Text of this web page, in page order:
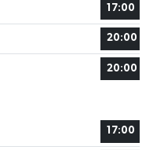
17:00
20:00
20:00
17:00